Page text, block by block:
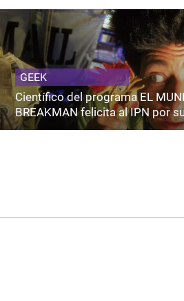
GEEK
Científico del programa EL
BREAKMAN felicita al IPN por